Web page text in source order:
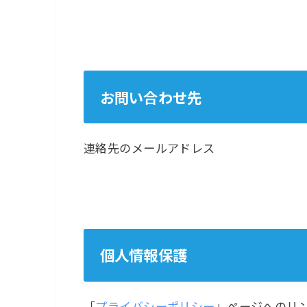
お問い合わせ先
連絡先のメールアドレス
個人情報保護